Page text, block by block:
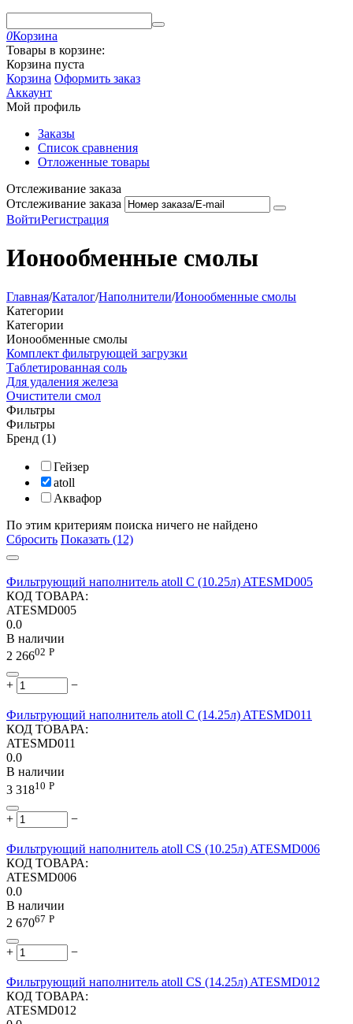
0Корзина
Товары в корзине:
Корзина пуста
Корзина Оформить заказ
Аккаунт
Мой профиль
Заказы
Список сравнения
Отложенные товары
Отслеживание заказа
Отслеживание заказа
ВойтиРегистрация
Ионообменные смолы
Главная/Каталог/Наполнители/Ионообменные смолы
Категории
Категории
Ионообменные смолы
Комплект фильтрующей загрузки
Таблетированная соль
Для удаления железа
Очистители смол
Фильтры
Фильтры
Бренд (1)
Гейзер
atoll
Аквафор
По этим критериям поиска ничего не найдено
Сбросить Показать (12)
Фильтрующий наполнитель atoll C (10.25л) ATESMD005
КОД ТОВАРА:
ATESMD005
0.0
В наличии
2 26602 Р
+ −
Фильтрующий наполнитель atoll C (14.25л) ATESMD011
КОД ТОВАРА:
ATESMD011
0.0
В наличии
3 31810 Р
+ −
Фильтрующий наполнитель atoll CS (10.25л) ATESMD006
КОД ТОВАРА:
ATESMD006
0.0
В наличии
2 67067 Р
+ −
Фильтрующий наполнитель atoll CS (14.25л) ATESMD012
КОД ТОВАРА:
ATESMD012